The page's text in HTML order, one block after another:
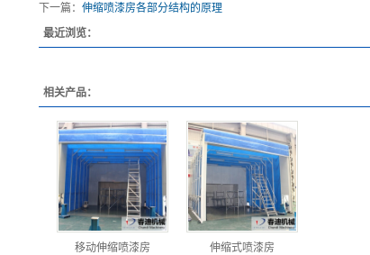
下一篇： 伸缩喷漆房各部分结构的原理
最近浏览：
相关产品：
移动伸缩喷漆房 伸缩式喷漆房